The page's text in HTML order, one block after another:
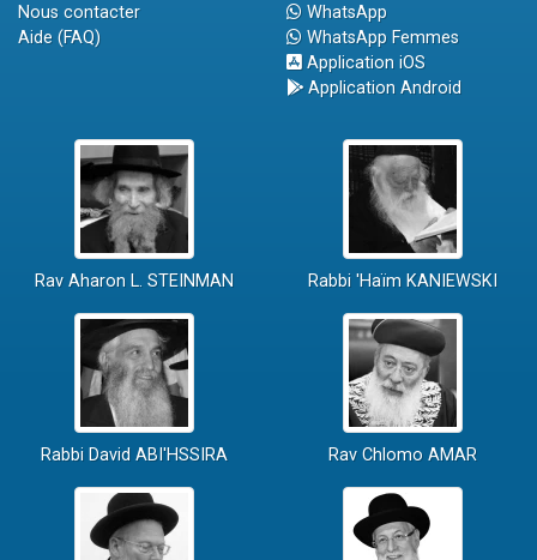
Nous contacter
Aide (FAQ)
WhatsApp
WhatsApp Femmes
Application iOS
Application Android
Rav Aharon L. STEINMAN Rabbi 'Haïm KANIEWSKI
Rabbi David ABI'HSSIRA Rav Chlomo AMAR